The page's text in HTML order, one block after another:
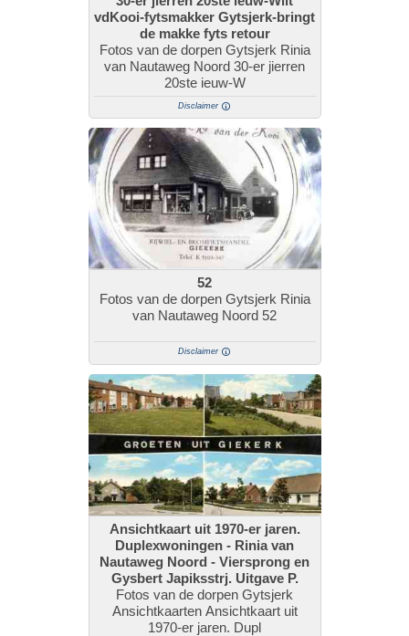
vdKooi-fytsmakker Gytsjerk-bringt
de makke fyts retour
Fotos van de dorpen Gytsjerk Rinia
van Nautaweg Noord 30-er jierren
20ste ieuw-W
Disclaimer
52
Fotos van de dorpen Gytsjerk Rinia
van Nautaweg Noord 52
Disclaimer
Ansichtkaart uit 1970-er jaren.
Duplexwoningen - Rinia van
Nautaweg Noord - Viersprong en
Gysbert Japiksstrj. Uitgave P.
Fotos van de dorpen Gytsjerk
Ansichtkaarten Ansichtkaart uit
1970-er jaren. Dupl